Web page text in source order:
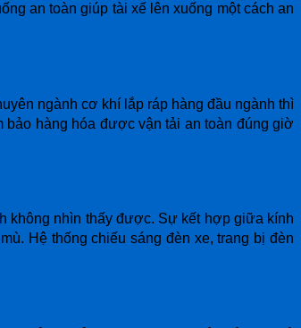
an toàn giúp tài xế lên xuống một cách an
ngành cơ khí lắp ráp hàng đầu ngành thì
hàng hóa được vận tải an toàn đúng giờ
không nhìn thấy được. Sự kết hợp giữa kính
Hệ thống chiếu sáng đèn xe, trang bị đèn